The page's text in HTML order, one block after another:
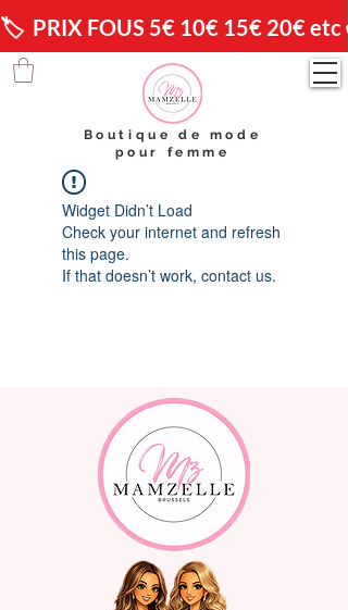
🏷️  PRIX FOUS 5€ 10€ 15€ 20€ etc
Boutique de mode
pour femme
Widget Didn’t Load
Check your internet and refresh
this page.
If that doesn’t work, contact us.